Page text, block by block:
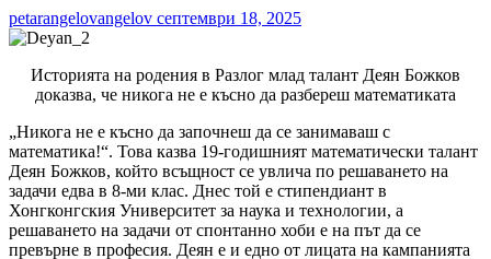
petarangelovangelov септември 18, 2025
Историята на родения в Разлог млад талант Деян Божков
доказва, че никога не е късно да разбереш математиката
„Никога не е късно да започнеш да се занимаваш с
математика!“. Това казва 19-годишният математически талант
Деян Божков, който всъщност се увлича по решаването на
задачи едва в 8-ми клас. Днес той е стипендиант в
Хонгконгския Университет за наука и технологии, а
решаването на задачи от спонтанно хоби е на път да се
превърне в професия. Деян е и едно от лицата на кампанията